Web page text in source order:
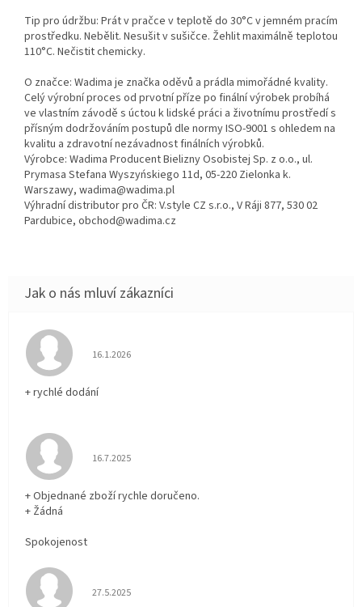
Tip pro údržbu: Prát v pračce v teplotě do 30°C v jemném pracím
prostředku. Nebělit. Nesušit v sušičce. Žehlit maximálně teplotou
110°C. Nečistit chemicky.
O značce: Wadima je značka oděvů a prádla mimořádné kvality.
Celý výrobní proces od prvotní příze po finální výrobek probíhá
ve vlastním závodě s úctou k lidské práci a životnímu prostředí s
přísným dodržováním postupů dle normy ISO-9001 s ohledem na
kvalitu a zdravotní nezávadnost finálních výrobků.
Výrobce: Wadima Producent Bielizny Osobistej Sp. z o.o., ul.
Prymasa Stefana Wyszyńskiego 11d, 05-220 Zielonka k.
Warszawy, wadima@wadima.pl
Výhradní distributor pro ČR: V.style CZ s.r.o., V Ráji 877, 530 02
Pardubice, obchod@wadima.cz
Hodnocení obchodu je 5 z 5 hvězdiček.
16.1.2026
+ rychlé dodání
Hodnocení obchodu je 5 z 5 hvězdiček.
16.7.2025
+ Objednané zboží rychle doručeno.
+ Žádná
Spokojenost
Hodnocení obchodu je 5 z 5 hvězdiček.
27.5.2025